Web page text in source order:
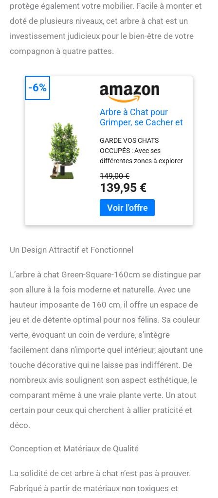
protège également votre mobilier. Facile à monter et
doté de plusieurs niveaux, cet arbre à chat est un
investissement judicieux pour le bien-être de votre
compagnon à quatre pattes.
Arbre à Chat pour
Grimper, se Cacher et
Breveté à Feuilles
interchangeables,
Plusieurs Niveaux,
Montage Facile -
Matériaux sans
Danger pour Les
Animaux, très Solide
GARDE VOS CHATS
OCCUPÉS : Avec ses
différentes zones à explorer
et la diversité de ses
matériaux, notre breveté
arbre à chat stimule tous
les sens de votre animal.
Qu'il décide de l'escalader,
et il ne s'ennuiera pas une
UN CÔTÉ NATURE: Conçu
arbre, notre breveté condo
pour chat lui offre une
avoir à quitter la sécurité de
son environnement
intérieur. Répondant de
manière optimale à ses
besoins et instincts
naturels, l'arbre à chat
combine le meilleur des
deux mondes.
CONCEPTION SANS
DANGER POUR LES
de haute qualité, vous
entre de bonnes mains.
Aussi robuste que durable, il
149,00 €
139,95 €
-6%
Un Design Attractif et Fonctionnel
L’arbre à chat Green-Square-160cm se distingue par
son allure à la fois moderne et naturelle. Avec une
hauteur imposante de 160 cm, il offre un espace de
jeu et de détente optimal pour nos félins. Sa couleur
verte, évoquant un coin de verdure, s’intègre
facilement dans n’importe quel intérieur, ajoutant une
touche décorative qui ne laisse pas indifférent. De
nombreux avis soulignent son aspect esthétique, le
comparant même à une vraie plante verte. Un atout
certain pour ceux qui cherchent à allier praticité et
déco.
Conception et Matériaux de Qualité
La solidité de cet arbre à chat n’est pas à prouver.
Fabriqué à partir de matériaux non toxiques et